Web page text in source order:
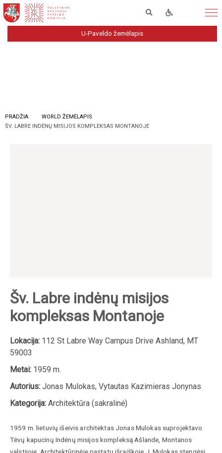
U-Paveldo žemėlapis
PRADŽIA
WORLD ŽEMĖLAPIS
ŠV. LABRE INDĖNŲ MISIJOS KOMPLEKSAS MONTANOJE
Šv. Labre indėnų misijos
kompleksas Montanoje
Lokacija: 112 St Labre Way Campus Drive Ashland, MT
59003
Metai: 1959 m.
Autorius: Jonas Mulokas, Vytautas Kazimieras Jonynas
Kategorija: Architektūra (sakralinė)
1959 m. lietuvių išeivis architektas Jonas Mulokas suprojektavo
Tėvų kapucinų Indėnų misijos kompleksą Ašlande, Montanos